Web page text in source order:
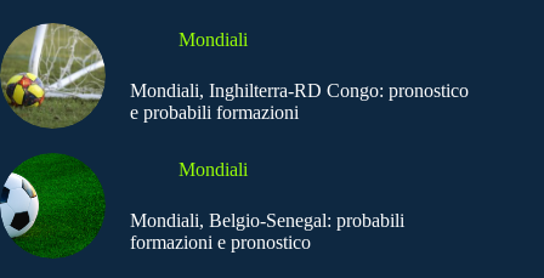
Mondiali
Mondiali, Inghilterra-RD Congo: pronostico
e probabili formazioni
Mondiali
Mondiali, Belgio-Senegal: probabili
formazioni e pronostico